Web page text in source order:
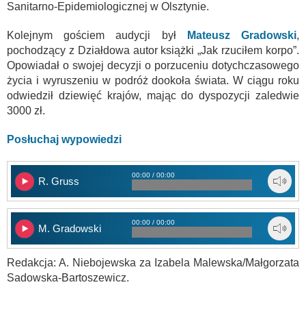
Sanitarno-Epidemiologicznej w Olsztynie.
Kolejnym gościem audycji był Mateusz Gradowski,
pochodzący z Działdowa autor książki „Jak rzuciłem korpo”.
Opowiadał o swojej decyzji o porzuceniu dotychczasowego
życia i wyruszeniu w podróż dookoła świata. W ciągu roku
odwiedził dziewięć krajów, mając do dyspozycji zaledwie
3000 zł.
Posłuchaj wypowiedzi
R. Gruss
00:00 / 00:00
M. Gradowski
00:00 / 00:00
Redakcja: A. Niebojewska za Izabela Malewska/Małgorzata
Sadowska-Bartoszewicz.